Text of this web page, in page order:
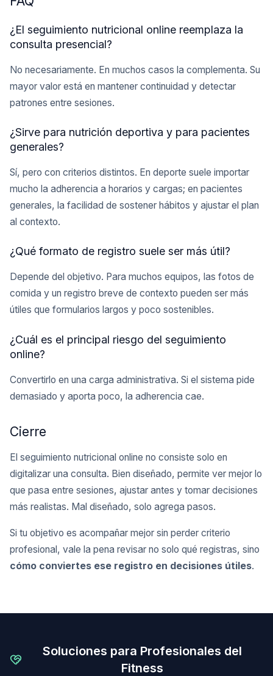
¿El seguimiento nutricional online reemplaza la
consulta presencial?
No necesariamente. En muchos casos la complementa. Su
mayor valor está en mantener continuidad y detectar
patrones entre sesiones.
¿Sirve para nutrición deportiva y para pacientes
generales?
Sí, pero con criterios distintos. En deporte suele importar
mucho la adherencia a horarios y cargas; en pacientes
generales, la facilidad de sostener hábitos y ajustar el plan
al contexto.
¿Qué formato de registro suele ser más útil?
Depende del objetivo. Para muchos equipos, las fotos de
comida y un registro breve de contexto pueden ser más
útiles que formularios largos y poco sostenibles.
¿Cuál es el principal riesgo del seguimiento
online?
Convertirlo en una carga administrativa. Si el sistema pide
demasiado y aporta poco, la adherencia cae.
Cierre
El seguimiento nutricional online no consiste solo en
digitalizar una consulta. Bien diseñado, permite ver mejor lo
que pasa entre sesiones, ajustar antes y tomar decisiones
más realistas. Mal diseñado, solo agrega pasos.
Si tu objetivo es acompañar mejor sin perder criterio
profesional, vale la pena revisar no solo qué registras, sino
cómo conviertes ese registro en decisiones útiles.
Soluciones para Profesionales del
Fitness